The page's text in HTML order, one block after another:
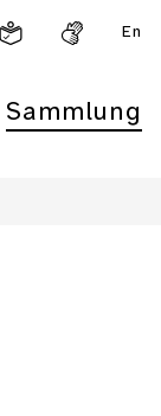
En
Sammlung